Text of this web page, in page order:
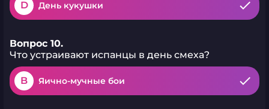
D День кукушки
Вопрос 10.
Что устраивают испанцы в день смеха?
B Яично-мучные бои